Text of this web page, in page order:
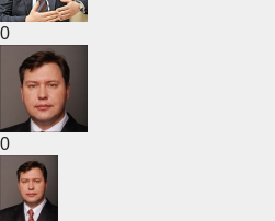
0
0